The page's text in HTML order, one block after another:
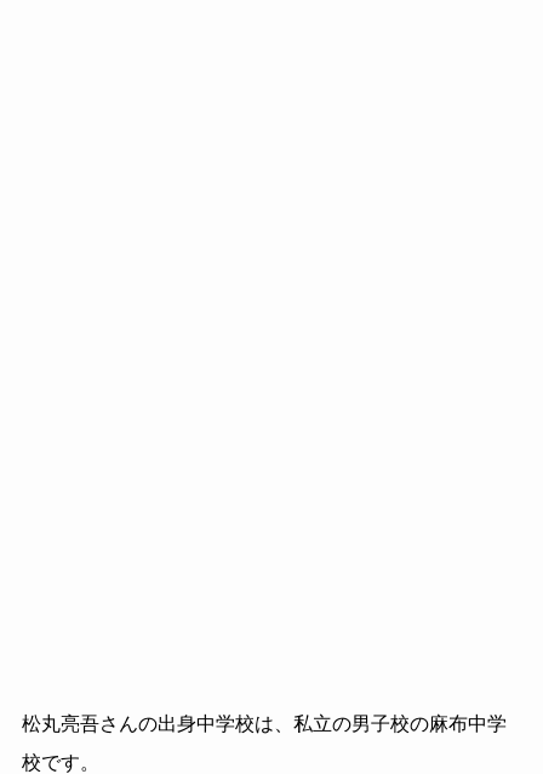
松丸亮吾さんの出身中学校は、私立の男子校の麻布中学
校です。